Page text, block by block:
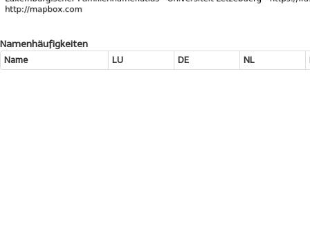
Namenhäufigkeiten
Name LU DE NL